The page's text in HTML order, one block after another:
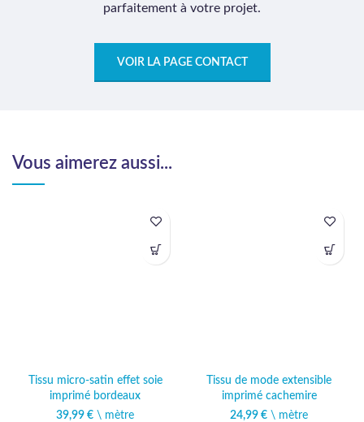
parfaitement à votre projet.
VOIR LA PAGE CONTACT
Vous aimerez aussi...
Tissu micro-satin effet soie
imprimé bordeaux
39,99 € \ mètre
Tissu de mode extensible
imprimé cachemire
24,99 € \ mètre